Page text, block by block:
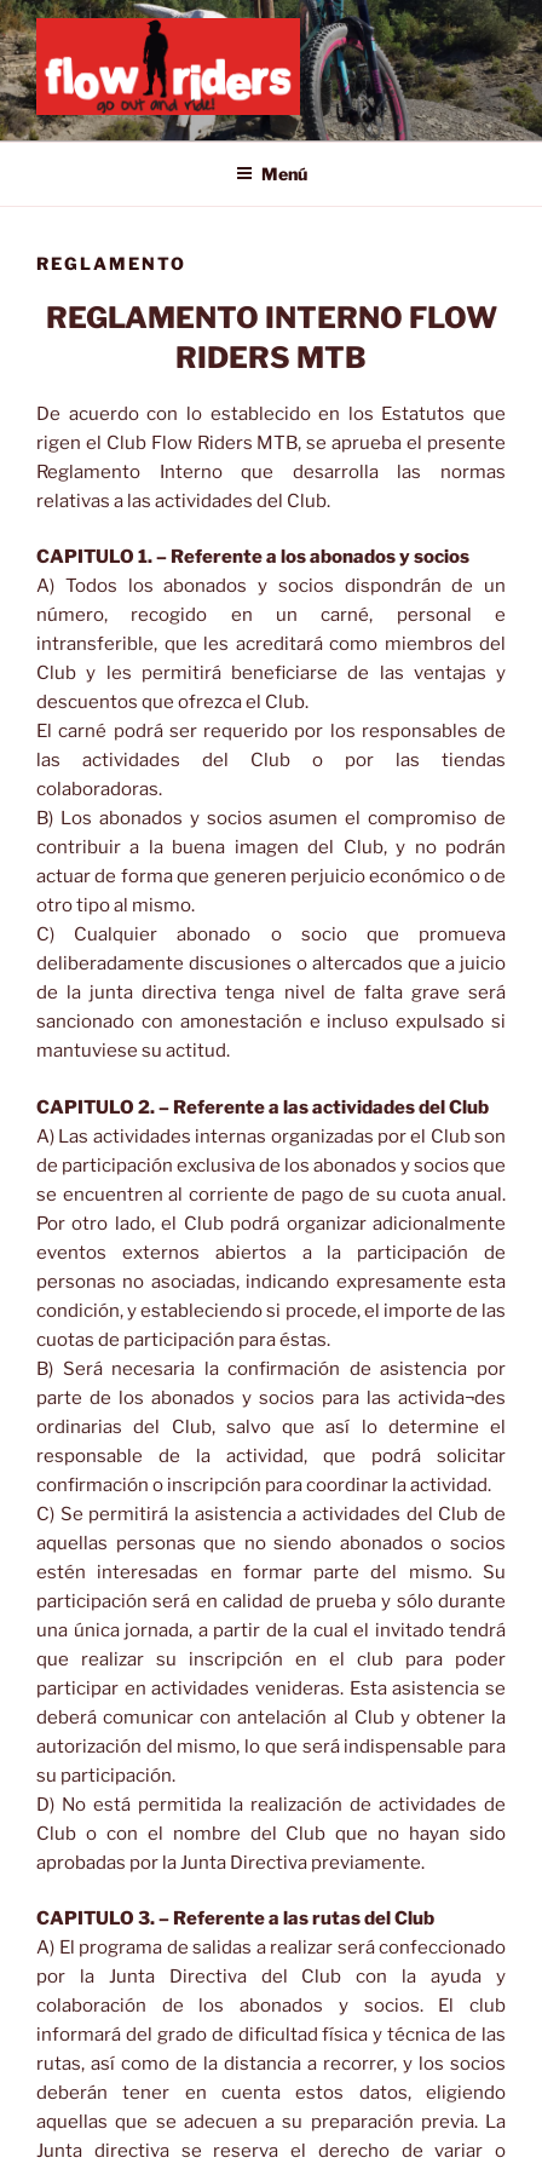
Saltar
al
contenido
GO OUT AND RIDE!
Menú
REGLAMENTO
REGLAMENTO INTERNO FLOW
RIDERS MTB
De acuerdo con lo establecido en los Estatutos que
rigen el Club Flow Riders MTB, se aprueba el presente
Reglamento Interno que desarrolla las normas
relativas a las actividades del Club.
CAPITULO 1. – Referente a los abonados y socios
A) Todos los abonados y socios dispondrán de un
número, recogido en un carné, personal e
intransferible, que les acreditará como miembros del
Club y les permitirá beneficiarse de las ventajas y
descuentos que ofrezca el Club.
El carné podrá ser requerido por los responsables de
las actividades del Club o por las tiendas
colaboradoras.
B) Los abonados y socios asumen el compromiso de
contribuir a la buena imagen del Club, y no podrán
actuar de forma que generen perjuicio económico o de
otro tipo al mismo.
C) Cualquier abonado o socio que promueva
deliberadamente discusiones o altercados que a juicio
de la junta directiva tenga nivel de falta grave será
sancionado con amonestación e incluso expulsado si
mantuviese su actitud.
CAPITULO 2. – Referente a las actividades del Club
A) Las actividades internas organizadas por el Club son
de participación exclusiva de los abonados y socios que
se encuentren al corriente de pago de su cuota anual.
Por otro lado, el Club podrá organizar adicionalmente
eventos externos abiertos a la participación de
personas no asociadas, indicando expresamente esta
condición, y estableciendo si procede, el importe de las
cuotas de participación para éstas.
B) Será necesaria la confirmación de asistencia por
parte de los abonados y socios para las activida¬des
ordinarias del Club, salvo que así lo determine el
responsable de la actividad, que podrá solicitar
confirmación o inscripción para coordinar la actividad.
C) Se permitirá la asistencia a actividades del Club de
aquellas personas que no siendo abonados o socios
estén interesadas en formar parte del mismo. Su
participación será en calidad de prueba y sólo durante
una única jornada, a partir de la cual el invitado tendrá
que realizar su inscripción en el club para poder
participar en actividades venideras. Esta asistencia se
deberá comunicar con antelación al Club y obtener la
autorización del mismo, lo que será indispensable para
su participación.
D) No está permitida la realización de actividades de
Club o con el nombre del Club que no hayan sido
aprobadas por la Junta Directiva previamente.
CAPITULO 3. – Referente a las rutas del Club
A) El programa de salidas a realizar será confeccionado
por la Junta Directiva del Club con la ayuda y
colaboración de los abonados y socios. El club
informará del grado de dificultad física y técnica de las
rutas, así como de la distancia a recorrer, y los socios
deberán tener en cuenta estos datos, eligiendo
aquellas que se adecuen a su preparación previa. La
Junta directiva se reserva el derecho de variar o